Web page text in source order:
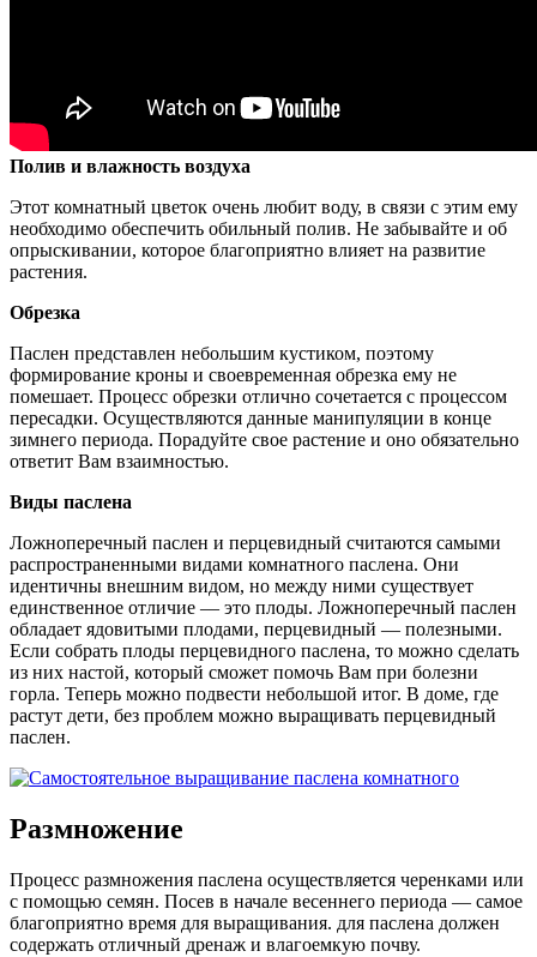
Полив и влажность воздуха
Этот комнатный цветок очень любит воду, в связи с этим ему
необходимо обеспечить обильный полив. Не забывайте и об
опрыскивании, которое благоприятно влияет на развитие
растения.
Обрезка
Паслен представлен небольшим кустиком, поэтому
формирование кроны и своевременная обрезка ему не
помешает. Процесс обрезки отлично сочетается с процессом
пересадки. Осуществляются данные манипуляции в конце
зимнего периода. Порадуйте свое растение и оно обязательно
ответит Вам взаимностью.
Виды паслена
Ложноперечный паслен и перцевидный считаются самыми
распространенными видами комнатного паслена. Они
идентичны внешним видом, но между ними существует
единственное отличие — это плоды. Ложноперечный паслен
обладает ядовитыми плодами, перцевидный — полезными.
Если собрать плоды перцевидного паслена, то можно сделать
из них настой, который сможет помочь Вам при болезни
горла. Теперь можно подвести небольшой итог. В доме, где
растут дети, без проблем можно выращивать перцевидный
паслен.
Размножение
Процесс размножения паслена осуществляется черенками или
с помощью семян. Посев в начале весеннего периода — самое
благоприятно время для выращивания. для паслена должен
содержать отличный дренаж и влагоемкую почву.